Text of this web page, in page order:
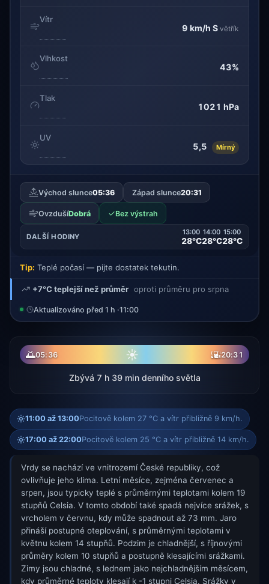
Vítr
9 km/h S větřík
Vlhkost
43%
Tlak
1021 hPa
UV
5,5 Mírný
Východ slunce05:36 Západ slunce20:31
OvzdušíDobrá ✓Bez výstrah
DALŠÍ HODINY
13:00
28°C
14:00
28°C
15:00
28°C
Tip: Teplé počasí — pijte dostatek tekutin.
+7°C teplejší než průměr oproti průměru pro srpna
Aktualizováno před 1 h ·11:00
🌅05:36 ☀ 🌇20:31
Zbývá 7 h 39 min denního světla
11:00 až 13:00Pocitově kolem 27 °C a vítr přibližně 9 km/h.
17:00 až 22:00Pocitově kolem 25 °C a vítr přibližně 14 km/h.
Vrdy se nachází ve vnitrozemí České republiky, což
ovlivňuje jeho klima. Letní měsíce, zejména červenec a
srpen, jsou typicky teplé s průměrnými teplotami kolem 19
stupňů Celsia. V tomto období také spadá nejvíce srážek, s
vrcholem v červnu, kdy může spadnout až 73 mm. Jaro
přináší postupné oteplování, s průměrnými teplotami v
květnu kolem 14 stupňů. Podzim je chladnější, s říjnovými
průměry kolem 10 stupňů a postupně klesajícími srážkami.
Zimy jsou chladné, s lednem jako nejchladnějším měsícem,
kdy průměrné teploty klesají k -1 stupni Celsia. Srážky v